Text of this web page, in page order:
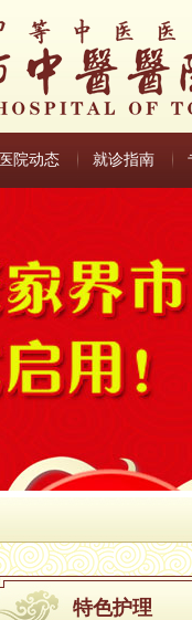
医院动态 就诊指南
特色护理